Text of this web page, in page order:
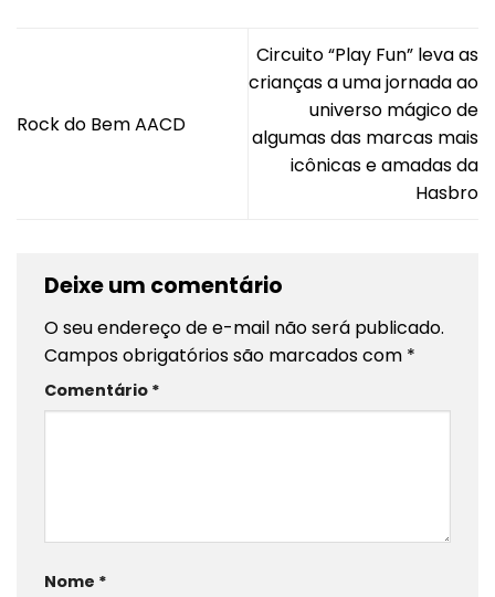
Rock do Bem AACD
Circuito “Play Fun” leva as
crianças a uma jornada ao
universo mágico de
algumas das marcas mais
icônicas e amadas da
Hasbro
Deixe um comentário
O seu endereço de e-mail não será publicado.
Campos obrigatórios são marcados com *
Comentário *
Nome *